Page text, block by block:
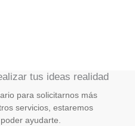
tus ideas realidad
para solicitarnos más
servicios, estaremos
ayudarte.